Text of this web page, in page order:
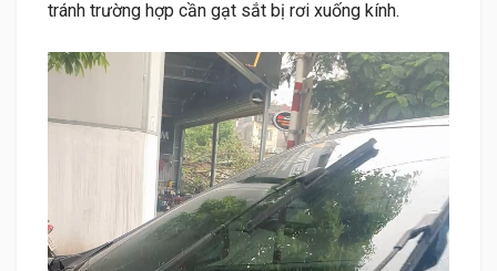
tránh trường hợp cần gạt sắt bị rơi xuống kính.